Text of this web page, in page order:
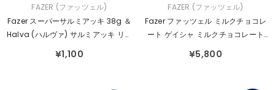
売
元：
FAZER (ファッツェル)
Fazer スーパーサルミアッキ 38g ＆
Halva (ハルヴァ) サルミアッキ リコ
¥1,100
売
元：
FAZER (ファッツェル)
Fazer ファッツェル ミルクチョコレ
ート ゲイシャ ミルクチョコレート
¥5,800